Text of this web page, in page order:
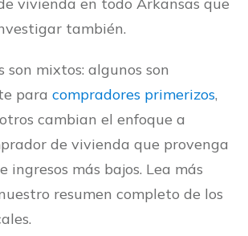
también.
son mixtos: algunos son
para compradores primerizos,
cambian el enfoque a
de vivienda que provenga
ingresos más bajos. Lea más
resumen completo de los